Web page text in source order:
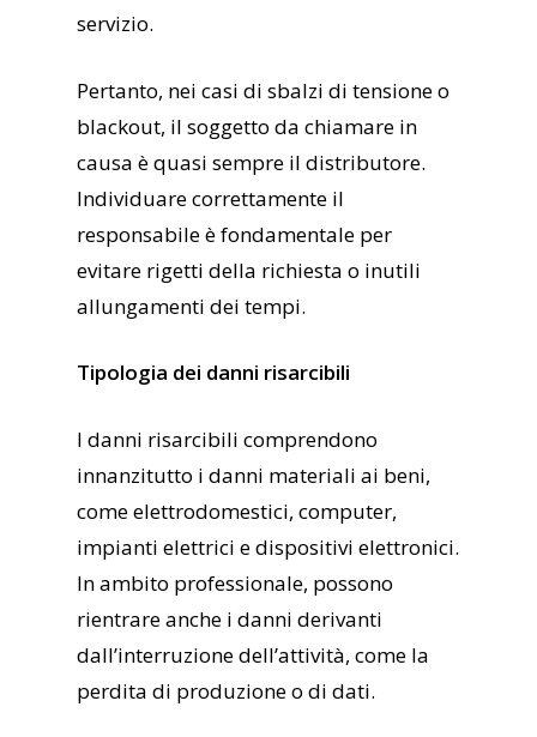
servizio.
Pertanto, nei casi di sbalzi di tensione o
blackout, il soggetto da chiamare in
causa è quasi sempre il distributore.
Individuare correttamente il
responsabile è fondamentale per
evitare rigetti della richiesta o inutili
allungamenti dei tempi.
Tipologia dei danni risarcibili
I danni risarcibili comprendono
innanzitutto i danni materiali ai beni,
come elettrodomestici, computer,
impianti elettrici e dispositivi elettronici.
In ambito professionale, possono
rientrare anche i danni derivanti
dall’interruzione dell’attività, come la
perdita di produzione o di dati.